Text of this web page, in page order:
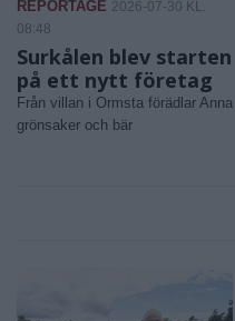
REPORTAGE 2026-07-30 KL.
08:48
Surkålen blev starten
på ett nytt företag
Från villan i Ormsta förädlar Anna
grönsaker och bär